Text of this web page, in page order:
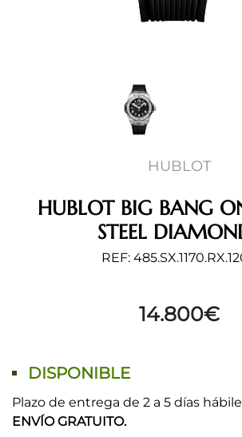
HUBLOT
HUBLOT BIG BANG
STEEL
REF:
14.800€
DISPONIBLE
Plazo de entrega de 2 a 5 días
ENVÍO GRATUITO.